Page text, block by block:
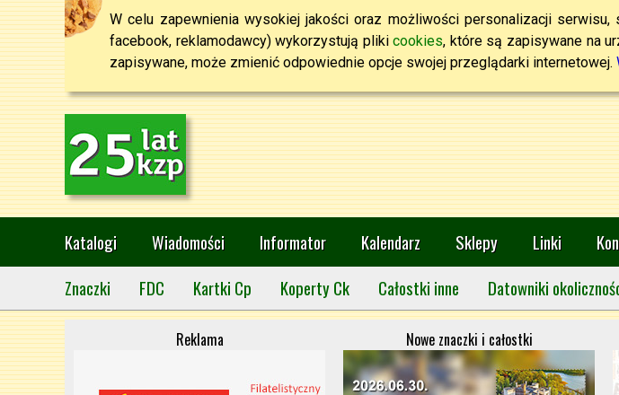
W celu zapewnienia wysokiej jakości oraz możliwości personalizacji
facebook, reklamodawcy) wykorzystują plikicookies, które są zapisywane na
zapisywane, może zmienić odpowiednie opcje swojej przeglądarki internetowej.
Katalogi Wiadomości Informator Kalendarz Sklepy Linki
Znaczki
FDC Kartki Cp Koperty Ck Całostki inne Datowniki
Reklama Nowe znaczki i całostki